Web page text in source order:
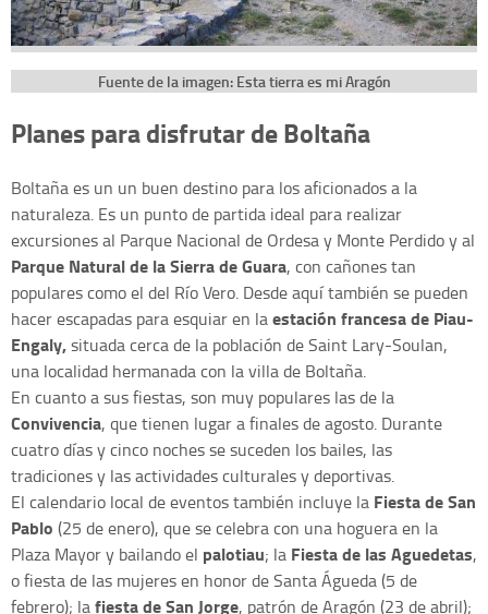
Fuente de la imagen: Esta tierra es mi Aragón
Planes para disfrutar de Boltaña
Boltaña es un un buen destino para los aficionados a la
naturaleza. Es un punto de partida ideal para realizar
excursiones al Parque Nacional de Ordesa y Monte Perdido y al
Parque Natural de la Sierra de Guara, con cañones tan
populares como el del Río Vero. Desde aquí también se pueden
hacer escapadas para esquiar en laestación francesa de Piau-
Engaly,situada cerca de la población de Saint Lary-Soulan,
una localidad hermanada con la villa de Boltaña.
En cuanto a sus fiestas, son muy populares las de la
Convivencia, que tienen lugar a finales de agosto. Durante
cuatro días y cinco noches se suceden los bailes, las
tradiciones y las actividades culturales y deportivas.
El calendario local de eventos también incluye la Fiesta de San
Pablo (25 de enero), que se celebra con una hoguera en la
Plaza Mayor y bailando el palotiau; la Fiesta de las Aguedetas,
o fiesta de las mujeres en honor de Santa Águeda (5 de
febrero); lafiesta de San Jorge, patrón de Aragón (23 de abril);